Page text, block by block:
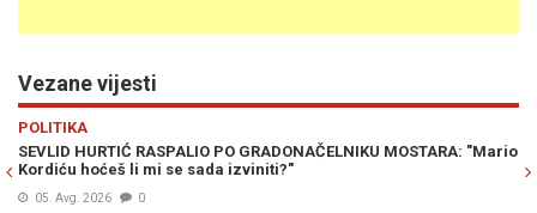
Vezane vijesti
"Mario
POLITIKA
ŠTA ĆE URADITI SEVLID HURTIĆ: Ministarstvo za ljudska
izbjeglice BiH dužno skoro dva miliona KM poreza
03. Avg. 2026